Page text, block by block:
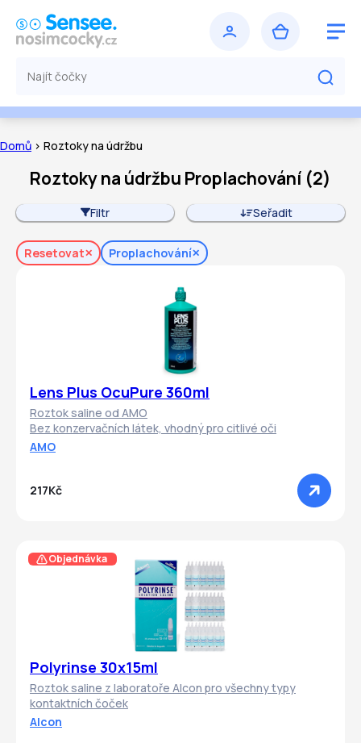
Domů > Roztoky na údržbu
Roztoky na údržbu Proplachování (2)
Filtr Seřadit
Resetovat Proplachování
Lens Plus OcuPure 360ml
Roztok saline od AMO
Bez konzervačních látek, vhodný pro citlivé oči
AMO
217Kč
Polyrinse 30x15ml
Roztok saline z laboratoře Alcon pro všechny typy
kontaktních čoček
Alcon
Objednávka